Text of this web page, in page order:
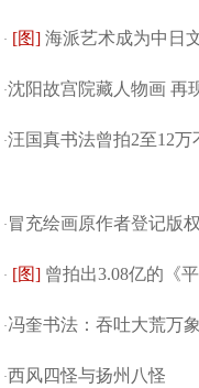
懂的书法展
· [图] 海派艺术成为中日
流的重要纽带
·沈阳故宫院藏人物画 再
际传神之法
·汪国真书法曾拍2至12万
· 冒充绘画原作者登记版
一商户反...
· [图] 曾拍出3.08亿的《
帖》入藏龙美术馆
·冯奎书法：吞吐大荒万
·西风四怪与扬州八怪